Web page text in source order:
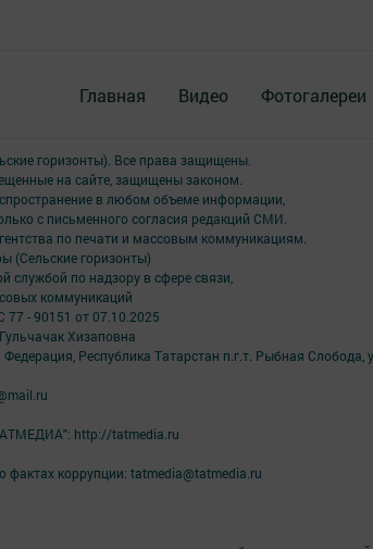
Главная Видео Фотогалереи
горизонты). Все права защищены.
на сайте, защищены законом.
в любом объеме информации,
с письменного согласия редакций СМИ.
по печати и массовым коммуникациям.
горизонты)
по надзору в сфере связи,
коммуникаций
- 90151 от 07.10.2025
Хизаповна
Республика Татарстан п.г.т. Рыбная Слобода,
http://tatmedia.ru
фактах коррупции: tatmedia@tatmedia.ru